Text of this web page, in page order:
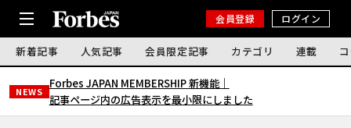
会員登録 ログイン
新着記事 人気記事 会員限定記事 カテゴリ 連載
NEWS
Forbes JAPAN MEMBERSHIP 新機能｜
記事ページ内の広告表示を最小限にしました